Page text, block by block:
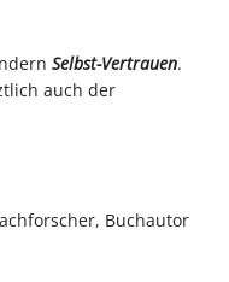
Selbst-Vertrauen.
auch der
Buchautor